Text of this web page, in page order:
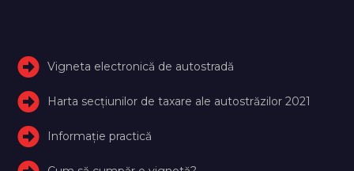
Vigneta electronică de autostradă
Harta secțiunilor de taxare ale autostrăzilor 2021
Informație practică